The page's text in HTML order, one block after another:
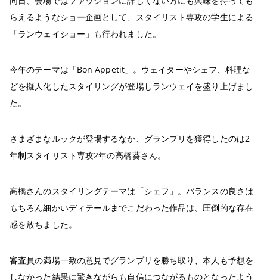
らえるようなショー企画として、スタイリスト専攻の学生による
「ランウェイショー」も行われました。
今年のテーマは「Bon Appetit」。ウェイターやシェフ、料理な
どを擬人化したスタイリングが登場しランウェイを盛り上げまし
た。
さまざまなルックが登場するなか、グランプリを獲得したのは2
年制スタイリスト専攻2年の高橋葵さん。
高橋さんのスタイリングテーマは「シェフ」。バランスの良さは
もちろん細かいディテールまでこだわった作品は、圧倒的な存在
感を放ちました。
審査員の満場一致の意見でグランプリを勝ち取り、本人も予想を
しなかった結果に驚きながらも自信につながるものとなったよう